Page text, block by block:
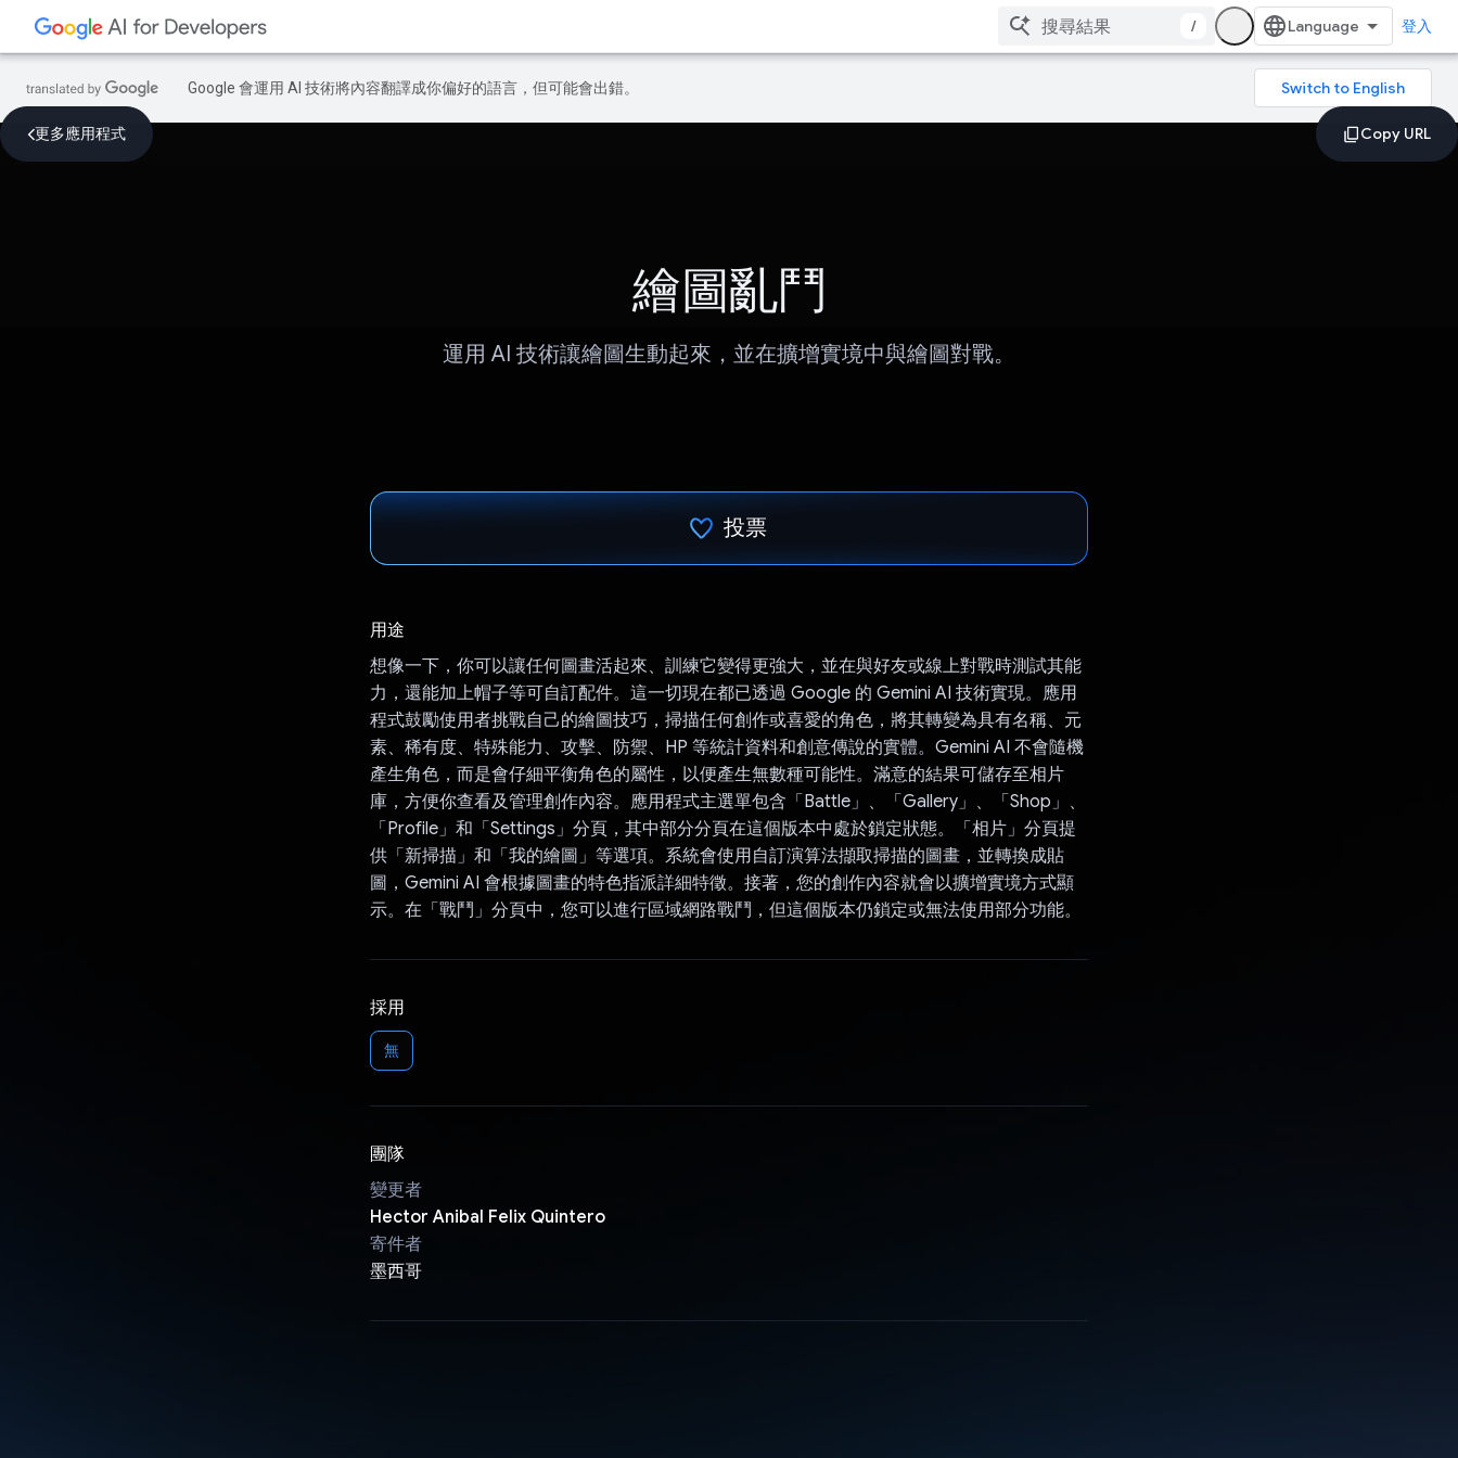
/ 登入
Google 會運用 AI 技術將內容翻譯成你偏好的語言，但可能會出錯。
更多應用程式
繪圖亂鬥
運用 AI 技術讓繪圖生動起來，並在擴增實境中與繪圖對戰。
投票
用途
想像一下，你可以讓任何圖畫活起來、訓練它變得更強大，並在與好友或線上對戰時測試其能
力，還能加上帽子等可自訂配件。這一切現在都已透過 Google 的 Gemini AI 技術實現。應用
程式鼓勵使用者挑戰自己的繪圖技巧，掃描任何創作或喜愛的角色，將其轉變為具有名稱、元
素、稀有度、特殊能力、攻擊、防禦、HP 等統計資料和創意傳說的實體。Gemini AI 不會隨機
產生角色，而是會仔細平衡角色的屬性，以便產生無數種可能性。滿意的結果可儲存至相片
庫，方便你查看及管理創作內容。應用程式主選單包含「Battle」、「Gallery」、「Shop」、
「Profile」和「Settings」分頁，其中部分分頁在這個版本中處於鎖定狀態。「相片」分頁提
供「新掃描」和「我的繪圖」等選項。系統會使用自訂演算法擷取掃描的圖畫，並轉換成貼
圖，Gemini AI 會根據圖畫的特色指派詳細特徵。接著，您的創作內容就會以擴增實境方式顯
示。在「戰鬥」分頁中，您可以進行區域網路戰鬥，但這個版本仍鎖定或無法使用部分功能。
採用
無
團隊
變更者
Hector Anibal Felix Quintero
寄件者
墨西哥